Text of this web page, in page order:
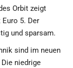
Orbit zeigt
5. Der
und sparsam.
sind im neuen
niedrige